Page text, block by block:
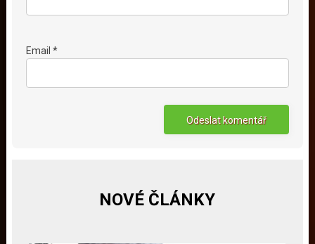
Email *
NOVÉ ČLÁNKY